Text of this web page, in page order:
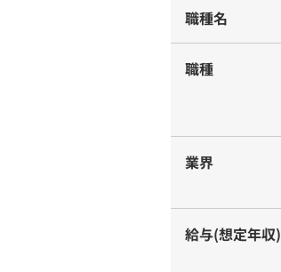
職種名
職種
業界
給与(想定年収)